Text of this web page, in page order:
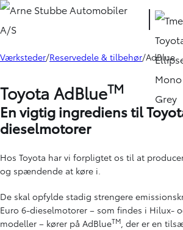
Værksteder Reservedele & tilbehør AdBlue
Toyota AdBlueTM
En vigtig ingrediens til
dieselmotorer
Hos Toyota har vi forpligtet os til at
og spændende at køre i.
De skal opfylde stadig strengere
Euro 6-dieselmotorer – som findes i Hilux-
modeller – kører på AdBlueTM, der er en